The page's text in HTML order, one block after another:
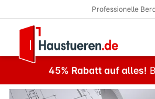
Zum Hauptinhalt
Professionelle
45% Rabatt auf alles!